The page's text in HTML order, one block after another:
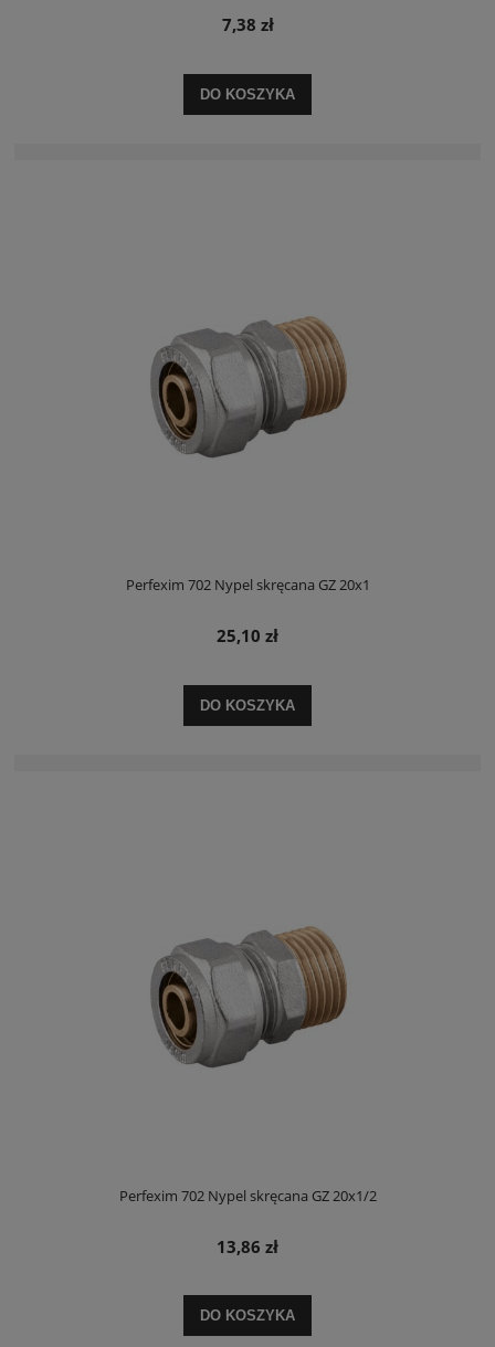
7,38 zł
DO KOSZYKA
Perfexim 702 Nypel skręcana GZ 20x1
25,10 zł
DO KOSZYKA
Perfexim 702 Nypel skręcana GZ 20x1/2
13,86 zł
DO KOSZYKA